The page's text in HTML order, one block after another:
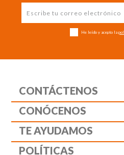
He leído y acepto la
CONTÁCTENOS
CONÓCENOS
TE AYUDAMOS
POLÍTICAS